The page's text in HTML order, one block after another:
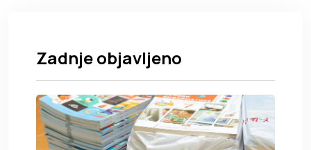
Zadnje objavljeno